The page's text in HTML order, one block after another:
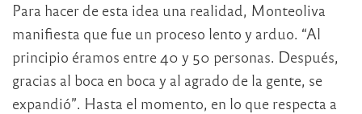
Para hacer de esta idea una realidad, Monteoliva
manifiesta que fue un proceso lento y arduo. “Al
principio éramos entre 40 y 50 personas. Después,
gracias al boca en boca y al agrado de la gente, se
expandió”. Hasta el momento, en lo que respecta a